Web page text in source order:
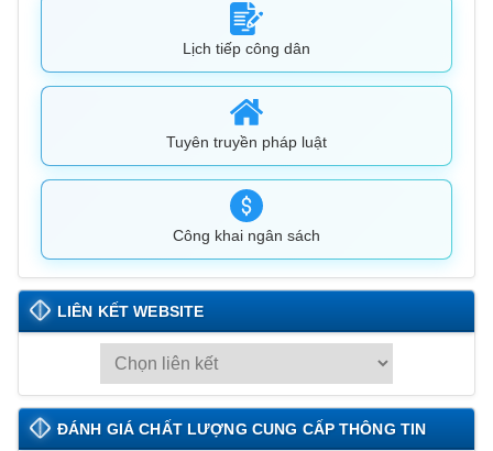
Lịch tiếp công dân
Tuyên truyền pháp luật
Công khai ngân sách
LIÊN KẾT WEBSITE
I
Ê
N
ĐÁNH GIÁ CHẤT LƯỢNG CUNG CẤP THÔNG TIN